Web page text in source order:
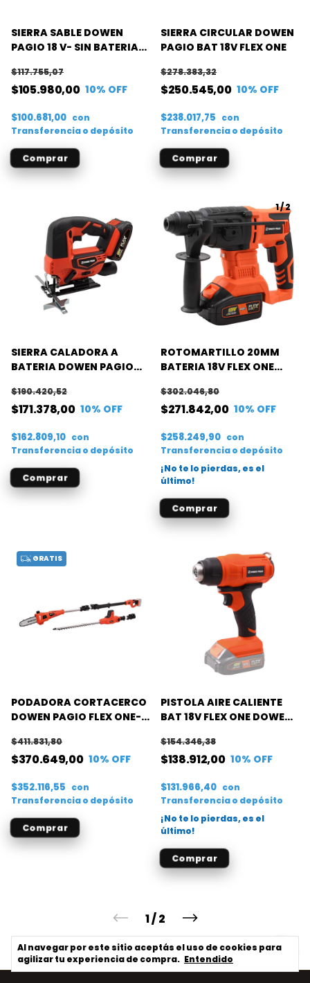
Al navegar por este sitio aceptás el uso de cookies para
agilizar tu experiencia de compra. Entendido
SIERRA SABLE DOWEN
PAGIO 18 V- SIN BATERIA
$105.980,00
$117.755,07
10% OFF
$100.681,00 con
Transferencia o depósito
SIERRA CIRCULAR DOWEN
PAGIO BAT 18V FLEX ONE
$250.545,00
$278.383,32
10% OFF
$238.017,75 con
Transferencia o depósito
SIERRA CALADORA A
BATERIA DOWEN PAGIO
$171.378,00
$190.420,52
10% OFF
$162.809,10 con
Transferencia o depósito
1/2
ROTOMARTILLO 20MM
BATERIA 18V FLEX ONE
$271.842,00
$302.046,80
10% OFF
$258.249,90 con
Transferencia o depósito
¡No te lo pierdas, es el
último!
GRATIS
PODADORA CORTACERCO
DOWEN PAGIO FLEX ONE-
$370.649,00
$411.831,80
10% OFF
$352.116,55 con
Transferencia o depósito
PISTOLA AIRE CALIENTE
BAT 18V FLEX ONE DOWEN
$138.912,00
$154.346,38
10% OFF
$131.966,40 con
Transferencia o depósito
¡No te lo pierdas, es el
último!
1/2